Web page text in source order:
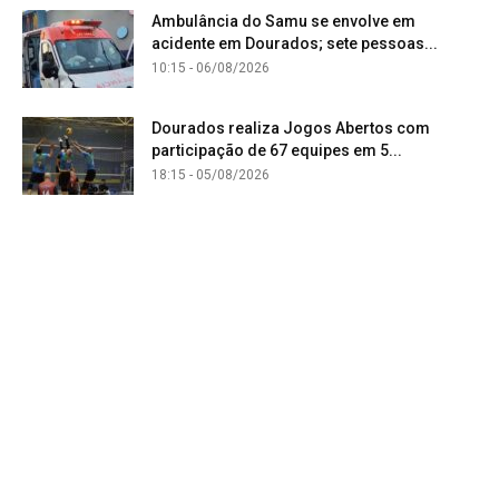
Ambulância do Samu se envolve em
acidente em Dourados; sete pessoas...
10:15 - 06/08/2026
Dourados realiza Jogos Abertos com
participação de 67 equipes em 5...
18:15 - 05/08/2026